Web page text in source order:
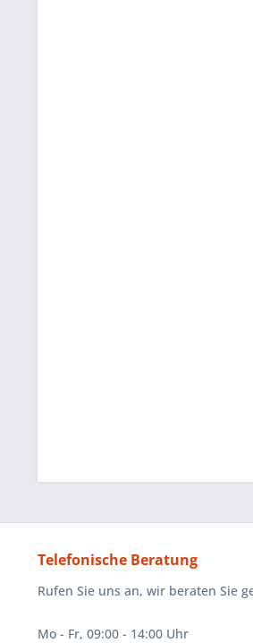
Telefonische Beratung
Rufen Sie uns an, wir beraten Sie
Mo - Fr, 09:00 - 14:00 Uhr